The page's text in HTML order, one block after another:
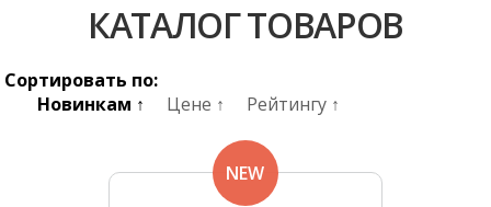
КАТАЛОГ ТОВАРОВ
Сортировать по:
Новинкам ↑
Цене ↑ Рейтингу ↑
NEW